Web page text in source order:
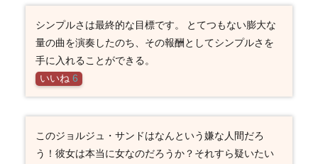
シンプルさは最終的な目標です。 とてつもない膨大な
量の曲を演奏したのち、その報酬としてシンプルさを
手に入れることができる。
いいね 6
このジョルジュ・サンドはなんという嫌な人間だろ
う！彼女は本当に女なのだろうか？それすら疑いたい